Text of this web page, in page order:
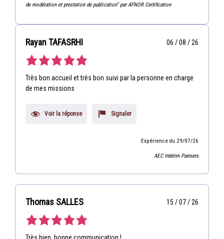
de modération et prestation de publication” par AFNOR Certification
Rayan TAFASRHI 06 / 08 / 26
Très bon accueil et très bon suivi par la personne en charge
de mes missions
Voir la réponse Signaler
Expérience du 29/07/26
AEC Intérim Pamiers
Thomas SALLES 15 / 07 / 26